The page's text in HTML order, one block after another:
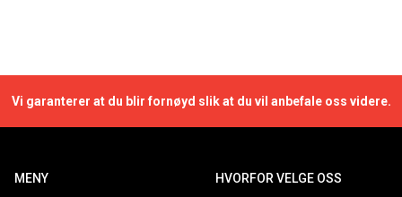
Vi garanterer at du blir fornøyd slik at du vil anbefale oss videre.
MENY HVORFOR VELGE OSS